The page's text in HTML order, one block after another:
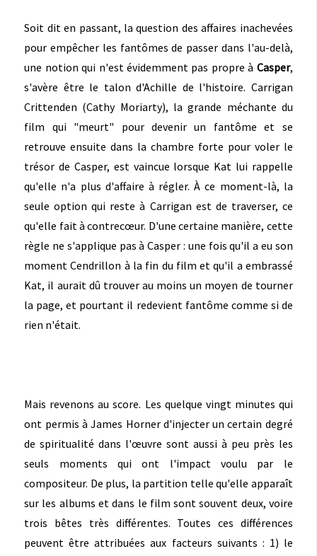
Soit dit en passant, la question des affaires inachevées
pour empêcher les fantômes de passer dans l'au-delà,
une notion qui n'est évidemment pas propre à Casper,
s'avère être le talon d'Achille de l'histoire. Carrigan
Crittenden (Cathy Moriarty), la grande méchante du
film qui "meurt" pour devenir un fantôme et se
retrouve ensuite dans la chambre forte pour voler le
trésor de Casper, est vaincue lorsque Kat lui rappelle
qu'elle n'a plus d'affaire à régler. À ce moment-là, la
seule option qui reste à Carrigan est de traverser, ce
qu'elle fait à contrecœur. D'une certaine manière, cette
règle ne s'applique pas à Casper : une fois qu'il a eu son
moment Cendrillon à la fin du film et qu'il a embrassé
Kat, il aurait dû trouver au moins un moyen de tourner
la page, et pourtant il redevient fantôme comme si de
rien n'était.
Mais revenons au score. Les quelque vingt minutes qui
ont permis à James Horner d'injecter un certain degré
de spiritualité dans l'œuvre sont aussi à peu près les
seuls moments qui ont l'impact voulu par le
compositeur. De plus, la partition telle qu'elle apparaît
sur les albums et dans le film sont souvent deux, voire
trois bêtes très différentes. Toutes ces différences
peuvent être attribuées aux facteurs suivants : 1) le